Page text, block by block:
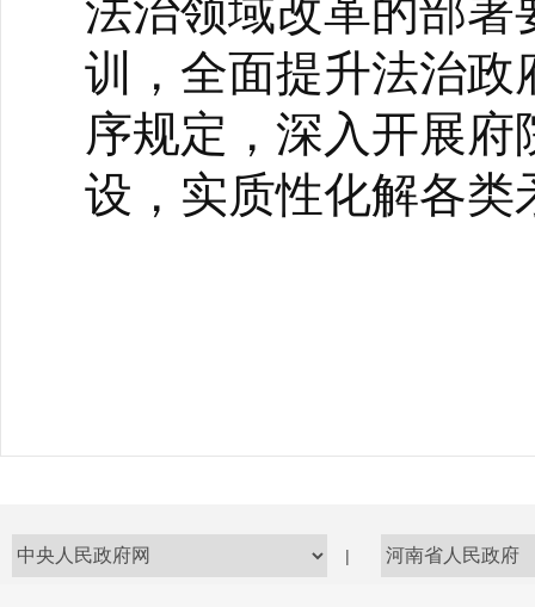
法治领域改革的部署
训，全面提升法治政
序规定，深入开展
设，实质性化解各类
|